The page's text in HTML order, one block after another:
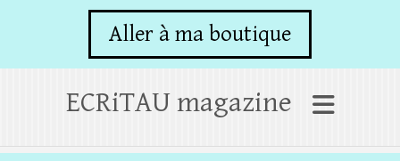
Aller à ma boutique
ECRiTAU magazine